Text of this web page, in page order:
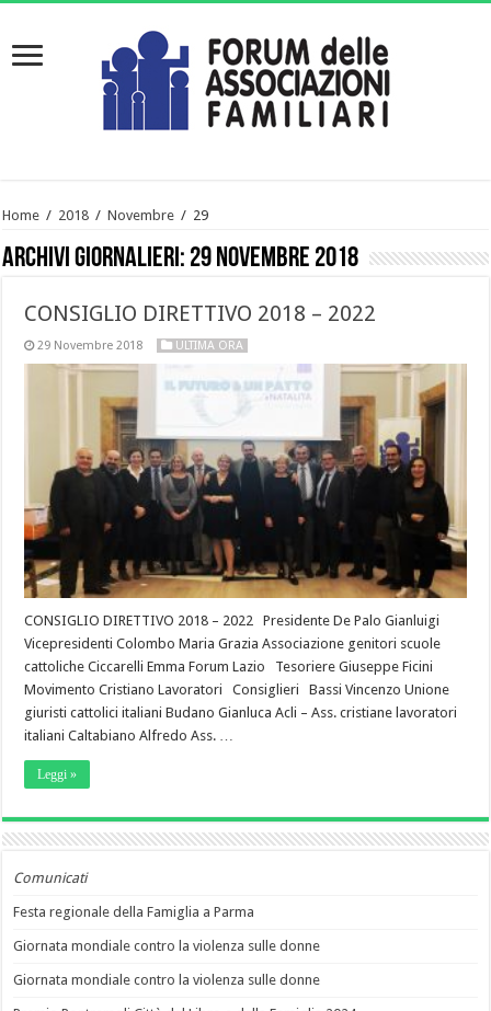
Home / 2018 / Novembre / 29
Archivi giornalieri: 29 Novembre 2018
CONSIGLIO DIRETTIVO 2018 – 2022
29 Novembre 2018 ULTIMA ORA
CONSIGLIO DIRETTIVO 2018 – 2022 Presidente De Palo Gianluigi
Vicepresidenti Colombo Maria Grazia Associazione genitori scuole
cattoliche Ciccarelli Emma Forum Lazio Tesoriere Giuseppe Ficini
Movimento Cristiano Lavoratori Consiglieri Bassi Vincenzo Unione
giuristi cattolici italiani Budano Gianluca Acli – Ass. cristiane lavoratori
italiani Caltabiano Alfredo Ass. …
Leggi »
Comunicati
Festa regionale della Famiglia a Parma
Giornata mondiale contro la violenza sulle donne
Giornata mondiale contro la violenza sulle donne